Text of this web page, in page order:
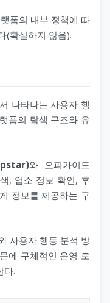
폼의 내부 정책에 따
(확실하지 않음).
나타나는 사용자 행
폼의 탐색 구조와 유
와 오피가이드
, 업소 정보 확인, 후
정보를 제공하는 구
사용자 행동 분석 방
에 구체적인 운영 로
다.